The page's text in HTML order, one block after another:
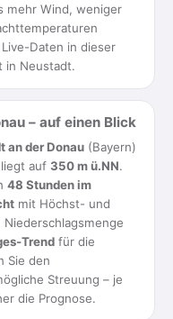
mehr Wind, weniger
Daten in dieser
in Neustadt.
– auf einen Blick
an der Donau (Bayern)
auf 350 m ü.NN.
48 Stunden im
mit Höchst- und
Trend für die
Sie den
Streuung – je
die Prognose.